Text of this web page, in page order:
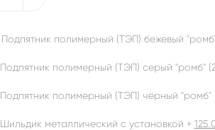
Подпятник полимерный (ТЭП) бежевый
Подпятник полимерный (ТЭП) серый "ромб"
Подпятник полимерный (ТЭП) чёрный "ромб"
Шильдик металлический с установкой +